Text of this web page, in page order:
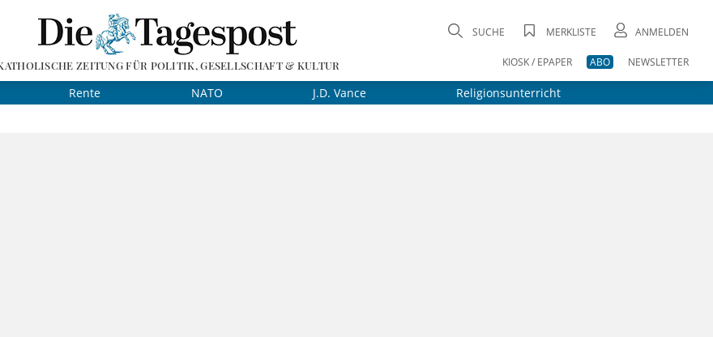
ZEITUNG FÜR POLITIK, GESELLSCHAFT & KULTUR
SUCHE MERKLISTE ANMELDEN
KIOSK / EPAPER ABO NEWSLETTER
Rente NATO J.D. Vance Religionsunterricht